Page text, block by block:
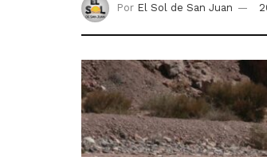
Por El Sol de San Juan